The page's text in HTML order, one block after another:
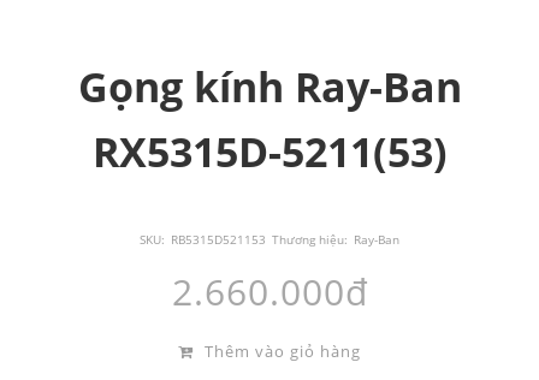
Gọng kính Ray-Ban
RX5315D-5211(53)
SKU: RB5315D521153 Thương hiệu: Ray-Ban
2.660.000đ
Thêm vào giỏ hàng